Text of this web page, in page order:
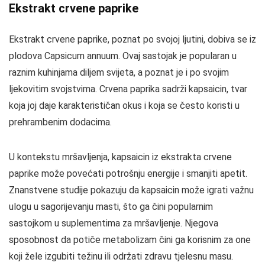
Ekstrakt crvene paprike
Ekstrakt crvene paprike, poznat po svojoj ljutini, dobiva se iz
plodova Capsicum annuum. Ovaj sastojak je popularan u
raznim kuhinjama diljem svijeta, a poznat je i po svojim
ljekovitim svojstvima. Crvena paprika sadrži kapsaicin, tvar
koja joj daje karakterističan okus i koja se često koristi u
prehrambenim dodacima.
U kontekstu mršavljenja, kapsaicin iz ekstrakta crvene
paprike može povećati potrošnju energije i smanjiti apetit.
Znanstvene studije pokazuju da kapsaicin može igrati važnu
ulogu u sagorijevanju masti, što ga čini popularnim
sastojkom u suplementima za mršavljenje. Njegova
sposobnost da potiče metabolizam čini ga korisnim za one
koji žele izgubiti težinu ili održati zdravu tjelesnu masu.